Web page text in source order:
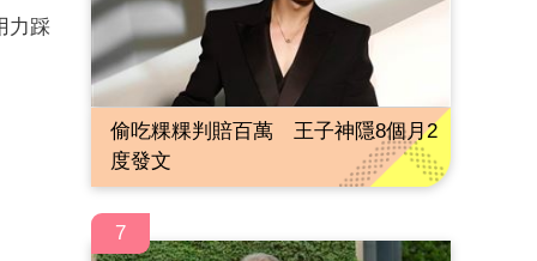
力踩
偷吃粿粿判賠百萬 王子神隱8個月2
度發文
7